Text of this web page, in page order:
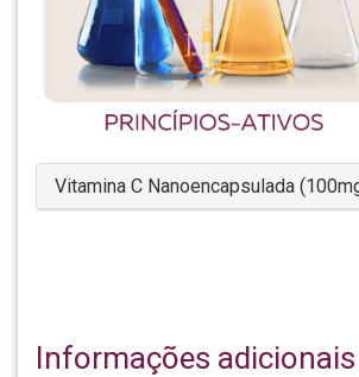
Vitamina C Nanoencapsulada
Informações adicionais